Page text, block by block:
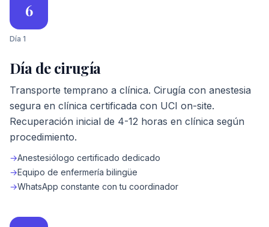
6
Día 1
Día de cirugía
Transporte temprano a clínica. Cirugía con anestesia
segura en clínica certificada con UCI on-site.
Recuperación inicial de 4-12 horas en clínica según
procedimiento.
→Anestesiólogo certificado dedicado
→Equipo de enfermería bilingüe
→WhatsApp constante con tu coordinador